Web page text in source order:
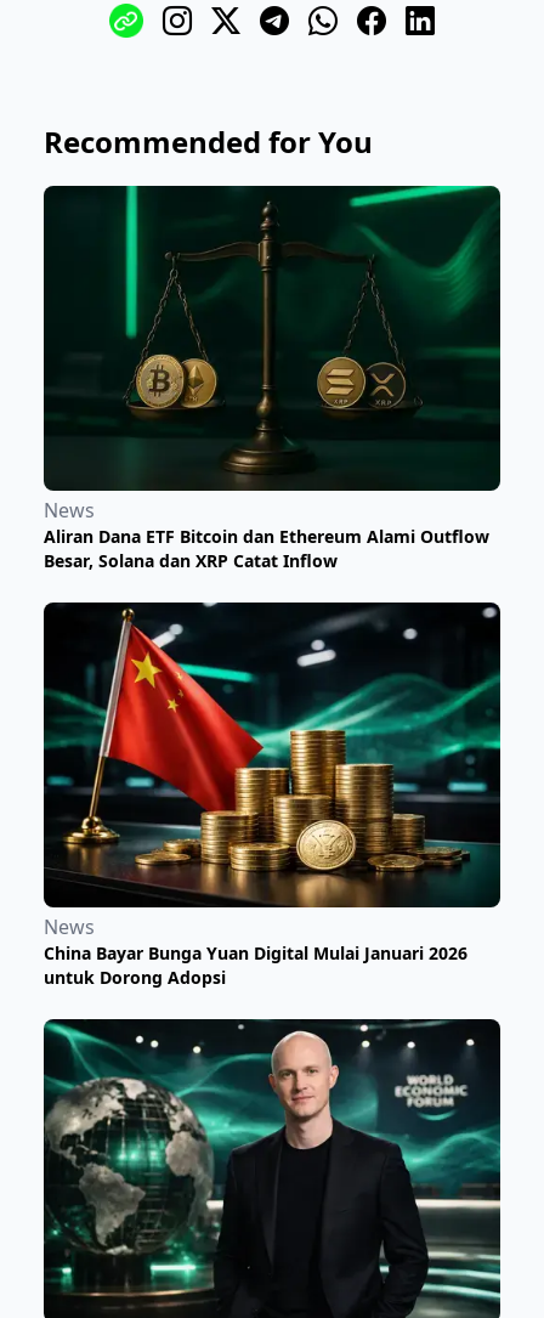
Recommended for You
News
Aliran Dana ETF Bitcoin dan Ethereum Alami Outflow
Besar, Solana dan XRP Catat Inflow
News
China Bayar Bunga Yuan Digital Mulai Januari 2026
untuk Dorong Adopsi